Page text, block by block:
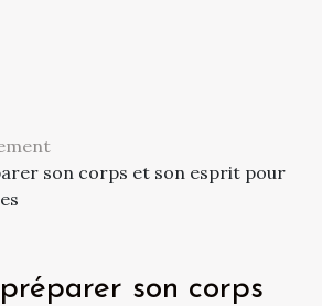
son corps et son esprit pour
son corps